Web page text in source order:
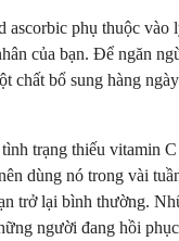
ascorbic phụ thuộc vào
của bạn. Để ngăn
chất bổ sung hàng
trạng thiếu vitamin C
dùng nó trong vài
trở lại bình thường.
người đang hồi